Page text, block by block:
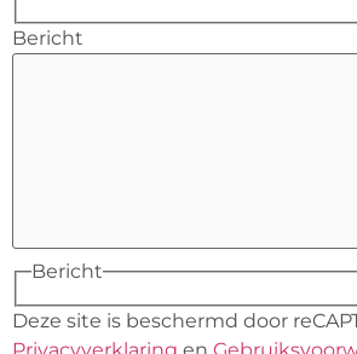
Bericht
Bericht
Deze site is beschermd door